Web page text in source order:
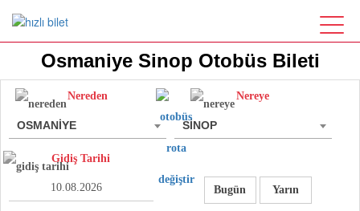
Osmaniye Sinop Otobüs Bileti
Nereden
OSMANİYE
Nereye
SİNOP
Gidiş Tarihi
Bugün Yarın